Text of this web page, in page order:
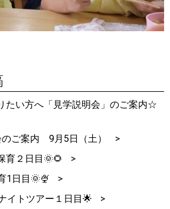
たい方へ「見学説明会」のご案内☆
ご案内 9月5日（土）
育２日目🌞🌻
1日目🌞🍨
トツアー１日目🌟